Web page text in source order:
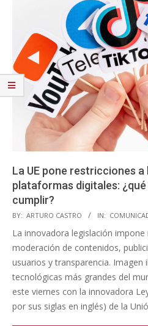
La UE pone restricciones a
plataformas digitales:
cumplir?
2023-
08-
BY: ARTURO CASTRO IN:
La innovadora legislación
moderación de contenidos,
usuarios y transparencia. Imagen
tecnológicas más grandes del
este viernes con la innovadora
por sus siglas en inglés) de la